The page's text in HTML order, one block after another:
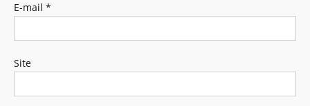
E-mail *
Site